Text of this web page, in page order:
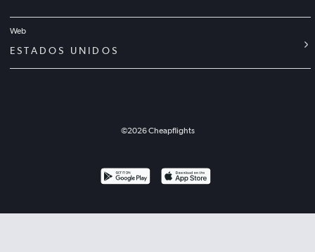
Web
ESTADOS UNIDOS
©2026Cheapflights